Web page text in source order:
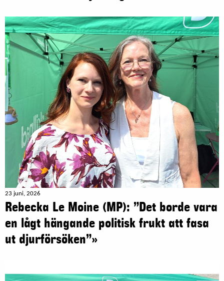
23 juni, 2026
Rebecka Le Moine (MP): ”Det borde vara
en lågt hängande politisk frukt att fasa
ut djurförsöken”»